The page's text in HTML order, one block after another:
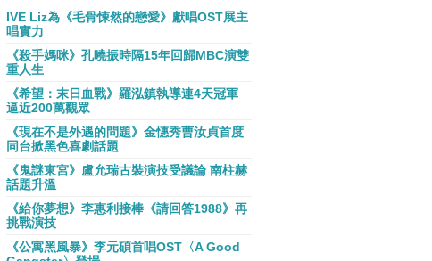
IVE Liz為《毛骨悚然的戀愛》獻唱OST展主
唱實力
《殺手媽咪》孔曉振時隔15年回歸MBC演雙
重人生
《希望：末日血戰》羅泓鎮執導連4天冠軍
逼近200萬觀眾
《現在不是外遇的問題》金憓秀曹汝貞首度
同台掀黑色喜劇話題
《鬼謎東宮》盧允瑞古裝演技受議論 南柱赫
話題升溫
《給你夢想》李惠利接棒《請回答1988》再
挑戰演技
《公寓黑風暴》李元碩首唱OST〈A Good